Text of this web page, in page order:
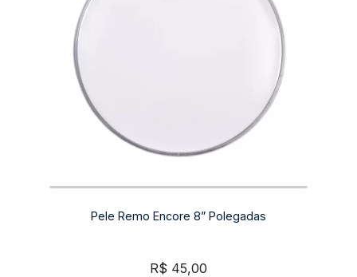
Pele Remo Encore 8” Polegadas
R$ 45,00